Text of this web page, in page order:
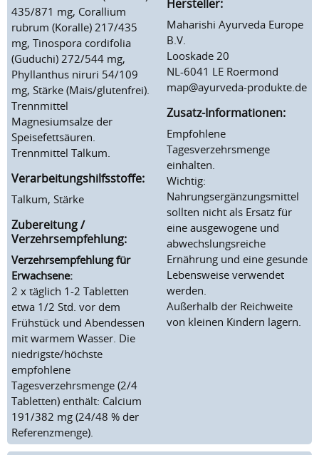
435/871 mg, Corallium
rubrum (Koralle) 217/435
mg, Tinospora cordifolia
(Guduchi) 272/544 mg,
Phyllanthus niruri 54/109
mg, Stärke (Mais/glutenfrei).
Trennmittel
Magnesiumsalze der
Speisefettsäuren.
Trennmittel Talkum.
Verarbeitungshilfsstoffe:
Talkum, Stärke
Zubereitung /
Verzehrsempfehlung:
Verzehrsempfehlung für
Erwachsene:
2 x täglich 1-2 Tabletten
etwa 1/2 Std. vor dem
Frühstück und Abendessen
mit warmem Wasser. Die
niedrigste/höchste
empfohlene
Tagesverzehrsmenge (2/4
Tabletten) enthält: Calcium
191/382 mg (24/48 % der
Referenzmenge).
Hersteller:
Maharishi Ayurveda Europe
B.V.
Looskade 20
NL-6041 LE Roermond
map@ayurveda-produkte.de
Zusatz-Informationen:
Empfohlene
Tagesverzehrsmenge
einhalten.
Wichtig:
Nahrungsergänzungsmittel
sollten nicht als Ersatz für
eine ausgewogene und
abwechslungsreiche
Ernährung und eine gesunde
Lebensweise verwendet
werden.
Außerhalb der Reichweite
von kleinen Kindern lagern.